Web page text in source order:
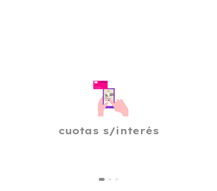
cuotas s/interés